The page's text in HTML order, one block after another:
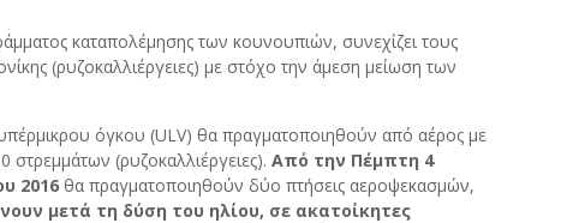
καταπολέμησης των κουνουπιών, συνεχίζει τους
(ρυζοκαλλιέργειες) με στόχο την άμεση μείωση των
όγκου (ULV) θα πραγματοποιηθούν από αέρος με
στρεμμάτων (ρυζοκαλλιέργειες).Από την Πέμπτη 4
2016θα πραγματοποιηθούν δύο πτήσεις αεροψεκασμών,
μετά τη δύση του ηλίου, σε ακατοίκητες